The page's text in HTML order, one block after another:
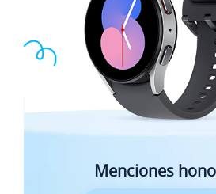
Menciones